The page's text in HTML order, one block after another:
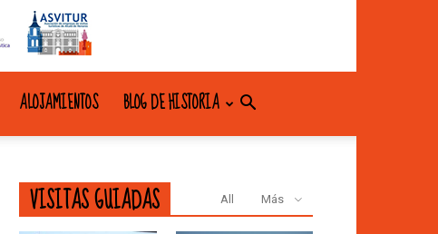
ALOJAMIENTOS BLOG DE HISTORIA
VISITAS GUIADAS All Más